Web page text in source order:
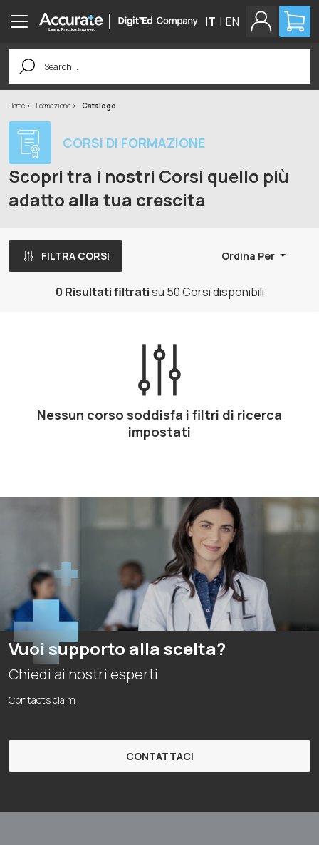
IT | EN
Search
for:
Home Formazione Catalogo
CORSI DI FORMAZIONE
Scopri tra i nostri Corsi quello più
adatto alla tua crescita
FILTRA CORSI Ordina Per
0 Risultati filtratisu 50 Corsi disponibili
Nessun corso soddisfa i filtri di ricerca
impostati
Vuoi supporto alla scelta?
Chiedi ai nostri esperti
Contacts claim
CONTATTACI